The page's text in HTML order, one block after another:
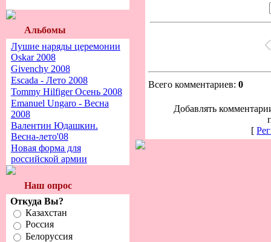
Альбомы
Лушие наряды церемонии
Oskar 2008
Givenchy 2008
Escada - Лето 2008
Tommy Hilfiger Осень 2008
Emanuel Ungaro - Весна
2008
Валентин Юдашкин.
Весна-лето'08
Новая форма для
российской армии
Наш опрос
Откуда Вы?
Казахстан
Россия
Белоруссия
Всего комментариев: 0
Добавлять
[